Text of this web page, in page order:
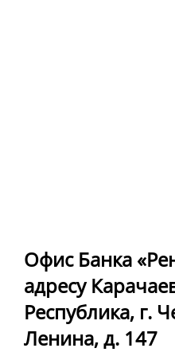
Офис Банка
адресу
Республика, г.
Ленина, д. 147